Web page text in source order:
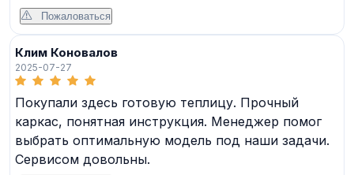
Пожаловаться
Клим Коновалов
2025-07-27
Покупали здесь готовую теплицу. Прочный
каркас, понятная инструкция. Менеджер помог
выбрать оптимальную модель под наши задачи.
Сервисом довольны.